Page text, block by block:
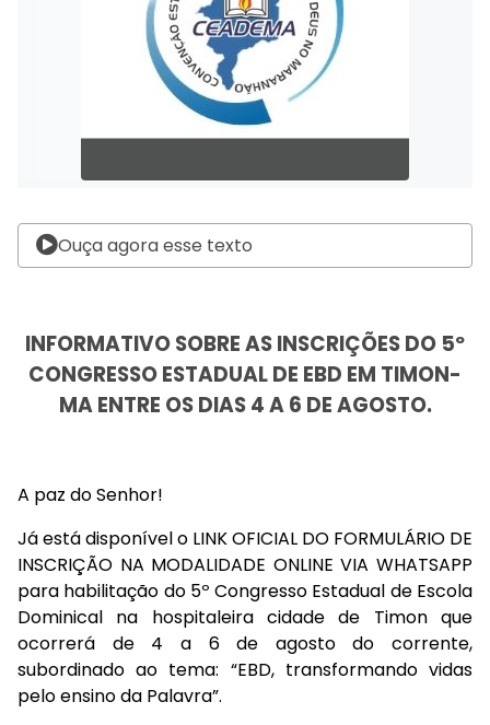
Ouça agora esse texto
INFORMATIVO SOBRE AS INSCRIÇÕES DO 5º
CONGRESSO ESTADUAL DE EBD EM TIMON-
MA ENTRE OS DIAS 4 A 6 DE AGOSTO.
A paz do Senhor!
Já está disponível o LINK OFICIAL DO FORMULÁRIO DE
INSCRIÇÃO NA MODALIDADE ONLINE VIA WHATSAPP
para habilitação do 5º Congresso Estadual de Escola
Dominical na hospitaleira cidade de Timon que
ocorrerá de 4 a 6 de agosto do corrente,
subordinado ao tema: “EBD, transformando vidas
pelo ensino da Palavra”.